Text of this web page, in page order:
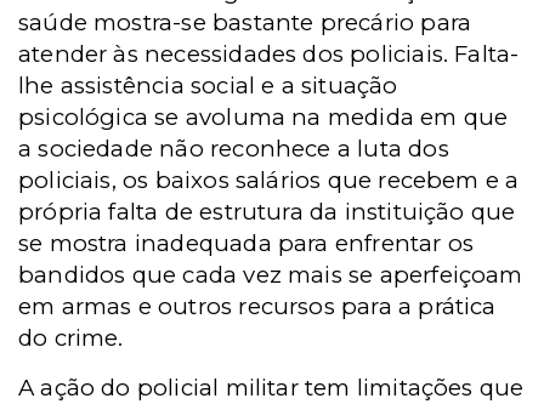
saúde mostra-se bastante precário para
atender às necessidades dos policiais. Falta-
lhe assistência social e a situação
psicológica se avoluma na medida em que
a sociedade não reconhece a luta dos
policiais, os baixos salários que recebem e a
própria falta de estrutura da instituição que
se mostra inadequada para enfrentar os
bandidos que cada vez mais se aperfeiçoam
em armas e outros recursos para a prática
do crime.
A ação do policial militar tem limitações que